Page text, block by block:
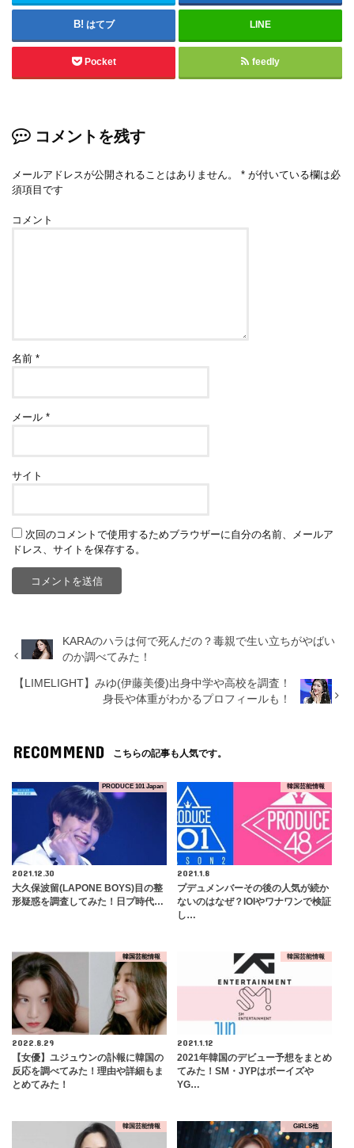
はてブ LINE
Pocket feedly
コメントを残す
メールアドレスが公開されることはありません。 * が付いている欄は必
須項目です
コメント
名前*
メール*
サイト
次回のコメントで使用するためブラウザーに自分の名前、メールア
ドレス、サイトを保存する。
KARAのハラは何で死んだの？毒親で生い立ちがやばい
のか調べてみた！
【LIMELIGHT】みゆ(伊藤美優)出身中学や高校を調査！
身長や体重がわかるプロフィールも！
RECOMMEND こちらの記事も人気です。
PRODUCE 101 Japan
2021.12.30
大久保波留(LAPONE BOYS)目の整
形疑惑を調査してみた！日プ時代…
韓国芸能情報
2021.1.8
​プデュメンバーその後の人気が続か
ないのはなぜ？IOIやワナワンで検証
し…
韓国芸能情報
2022.8.29
【女優】ユジュウンの訃報に韓国の
反応を調べてみた！理由や詳細もま
とめてみた！
韓国芸能情報
2021.1.12
2021年韓国のデビュー予想をまとめ
てみた！SM・JYPはボーイズや
YG…
韓国芸能情報 GIRLS他